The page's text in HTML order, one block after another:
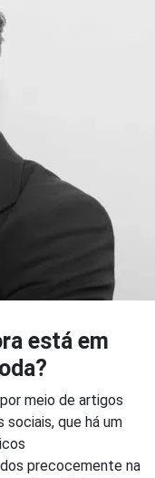
está em
meio de artigos
que há um
precocemente na